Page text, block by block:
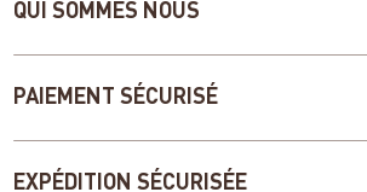
QUI SOMMES NOUS
PAIEMENT SÉCURISÉ
EXPÉDITION SÉCURISÉE